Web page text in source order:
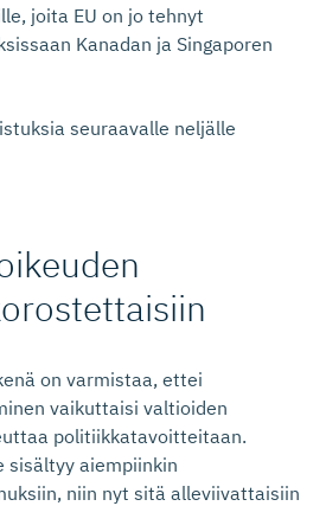
joita EU on jo tehnyt
Kanadan ja Singaporen
seuraavalle neljälle
on varmistaa, ettei
vaikuttaisi valtioiden
politiikkatavoitteitaan.
sisältyy aiempiinkin
niin nyt sitä alleviivattaisiin